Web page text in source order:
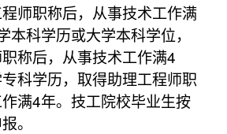
师职称后，从事技术工作满
本科学历或大学本科学位，
称后，从事技术工作满4
科学历，取得助理工程师职
满4年。技工院校毕业生按
。